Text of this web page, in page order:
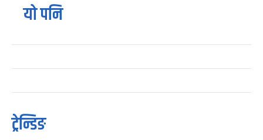
यो पनि
ट्रेन्डिङ